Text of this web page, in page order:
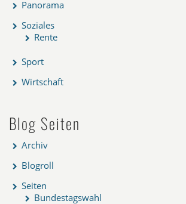
Panorama
Soziales
Rente
Sport
Wirtschaft
Blog Seiten
Archiv
Blogroll
Seiten
Bundestagswahl